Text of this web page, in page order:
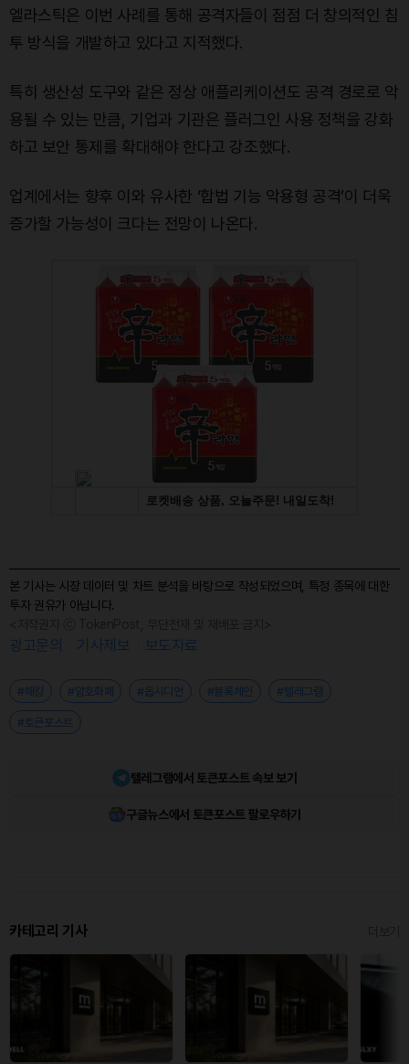
엘라스틱은 이번 사례를 통해 공격자들이 점점 더 창의적인 침
투 방식을 개발하고 있다고 지적했다.
특히 생산성 도구와 같은 정상 애플리케이션도 공격 경로로 악
용될 수 있는 만큼, 기업과 기관은 플러그인 사용 정책을 강화
하고 보안 통제를 확대해야 한다고 강조했다.
업계에서는 향후 이와 유사한 ‘합법 기능 악용형 공격’이 더욱
증가할 가능성이 크다는 전망이 나온다.
본 기사는 시장 데이터 및 차트 분석을 바탕으로 작성되었으며, 특정 종목에 대한
투자 권유가 아닙니다.
광고문의 기사제보 보도자료
#해킹 #암호화폐 #옵시디언 #블록체인 #텔레그램
#토큰포스트
텔레그램에서 토큰포스트 속보 보기
구글뉴스에서 토큰포스트 팔로우하기
카테고리 기사